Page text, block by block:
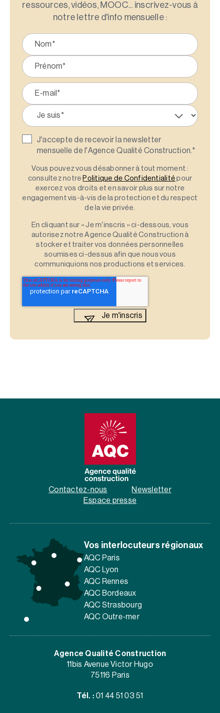
ressources, vidéos, MOOC... inscrivez-vous à
notre lettre d'info mensuelle :
J'accepte de recevoir la newsletter
mensuelle de l'Agence Qualité Construction.*
Vous pouvez vous désabonner à tout moment :
consultez notre Politique de Confidentialité pour
exercez vos droits et en savoir plus sur notre
engagement vis-à-vis de la protection et du respect
de la vie privée.
En cliquant sur « Je m'inscris » ci-dessous, vous
autorisez notre Agence Qualité Construction à
stocker et traiter vos données personnelles
soumises ci-dessus afin que nous vous
communiquions nos productions et services.
Contactez-nous
Newsletter
Espace presse
Vos interlocuteurs régionaux
AQC Paris
AQC Lyon
AQC Rennes
AQC Bordeaux
AQC Strasbourg
AQC Outre-mer
Agence Qualité Construction
11bis Avenue Victor Hugo
75116 Paris
Tél. : 01 44 51 03 51